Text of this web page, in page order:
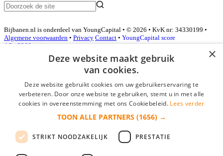
Bijbanen.nl is onderdeel van YoungCapital • © 2026 • KvK nr: 34330199 •
Algemene voorwaarden • Privacy Contact • YoungCapital score
4.3 - 3366 reviews
Inloggen als bedrijf
*
login gegevens onthouden
×
Deze website maakt gebruik
van cookies.
Deze website gebruikt cookies om uw gebruikerservaring te
verbeteren. Door onze website te gebruiken, stemt u in met alle
cookies in overeenstemming met ons Cookiebeleid. Lees verder
TOON ALLE PARTNERS (1656) →
STRIKT NOODZAKELIJK PRESTATIE